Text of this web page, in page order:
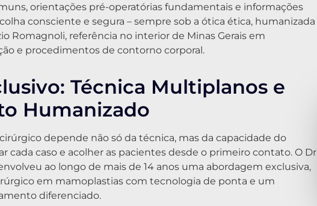
orientações pré-operatórias fundamentais e informações
consciente e segura – sempre sob a ótica ética, humanizada
Romagnoli, referência no interior de Minas Gerais em
e procedimentos de contorno corporal.
Técnica Multiplanos e
Humanizado
depende não só da técnica, mas da capacidade do
cada caso e acolher as pacientes desde o primeiro contato. O Dr
ao longo de mais de 14 anos uma abordagem exclusiva,
em mamoplastias com tecnologia de ponta e um
diferenciado.